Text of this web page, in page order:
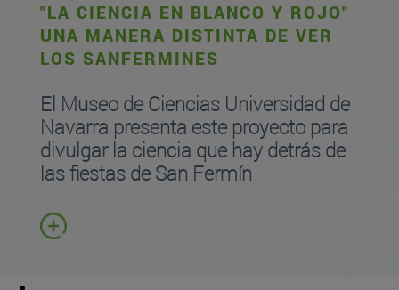
"LA CIENCIA EN BLANCO Y ROJO"
UNA MANERA DISTINTA DE VER
LOS SANFERMINES
El Museo de Ciencias Universidad de
Navarra presenta este proyecto para
divulgar la ciencia que hay detrás de
las fiestas de San Fermín